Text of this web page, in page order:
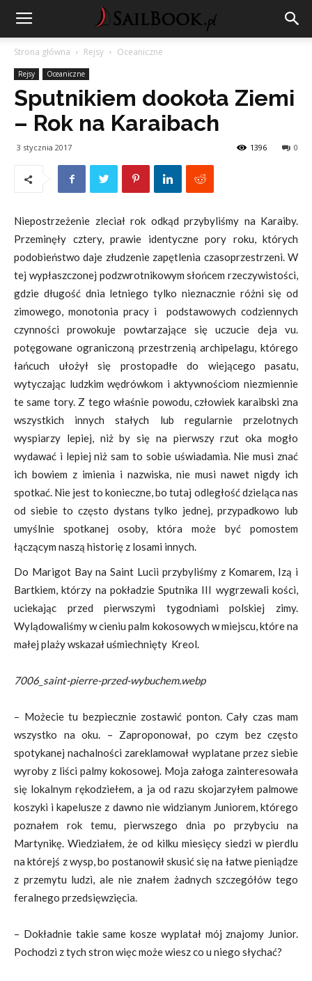
Strona główna Rejsy Oceaniczne
Rejsy Oceaniczne
Sputnikiem dookoła Ziemi
– Rok na Karaibach
3 stycznia 2017 0
1396
Niepostrzeżenie zleciał rok odkąd przybyliśmy na Karaiby.
Przeminęły cztery, prawie identyczne pory roku, których
podobieństwo daje złudzenie zapętlenia czasoprzestrzeni. W
tej wypłaszczonej podzwrotnikowym słońcem rzeczywistości,
gdzie długość dnia letniego tylko nieznacznie różni się od
zimowego, monotonia pracy i podstawowych codziennych
czynności prowokuje powtarzające się uczucie deja vu.
potęgowane ograniczoną przestrzenią archipelagu, którego
łańcuch ułożył się prostopadłe do wiejącego pasatu,
wytyczając ludzkim wędrówkom i aktywnościom niezmiennie
te same tory. Z tego właśnie powodu, człowiek karaibski zna
wszystkich innych stałych lub regularnie przelotnych
wyspiarzy lepiej, niż by się na pierwszy rzut oka mogło
wydawać i lepiej niż sam to sobie uświadamia. Nie musi znać
ich bowiem z imienia i nazwiska, nie musi nawet nigdy ich
spotkać. Nie jest to konieczne, bo tutaj odległość dzieląca nas
od siebie to często dystans tylko jednej, przypadkowo lub
umyślnie spotkanej osoby, która może być pomostem
łączącym naszą historię z losami innych.
Do Marigot Bay na Saint Lucii przybyliśmy z Komarem, Izą i
Bartkiem, którzy na pokładzie Sputnika III wygrzewali kości,
uciekając przed pierwszymi tygodniami polskiej zimy.
Wylądowaliśmy w cieniu palm kokosowych w miejscu, które na
małej plaży wskazał uśmiechnięty Kreol.
7006_saint-pierre-przed-wybuchem.webp
– Możecie tu bezpiecznie zostawić ponton. Cały czas mam
wszystko na oku. – Zaproponował, po czym bez często
spotykanej nachalności zareklamował wyplatane przez siebie
wyroby z liści palmy kokosowej. Moja załoga zainteresowała
się lokalnym rękodziełem, a ja od razu skojarzyłem palmowe
koszyki i kapelusze z dawno nie widzianym Juniorem, którego
poznałem rok temu, pierwszego dnia po przybyciu na
Martynikę. Wiedziałem, że od kilku miesięcy siedzi w pierdlu
na którejś z wysp, bo postanowił skusić się na łatwe pieniądze
z przemytu ludzi, ale nie znałem żadnych szczegółów tego
feralnego przedsięwzięcia.
– Dokładnie takie same kosze wyplatał mój znajomy Junior.
Pochodzi z tych stron więc może wiesz co u niego słychać?